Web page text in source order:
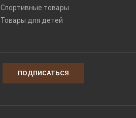
Спортивные товары
Товары для детей
ПОДПИСАТЬСЯ